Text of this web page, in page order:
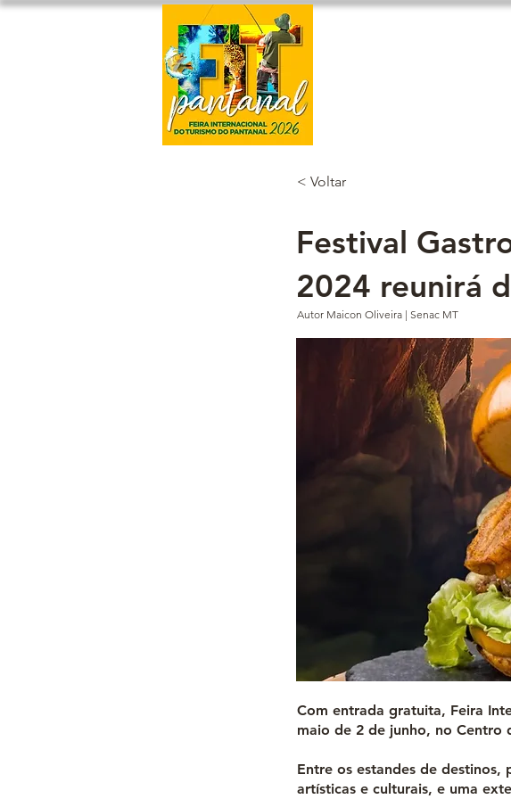
< Voltar
Festival
2024 reunirá
Autor Maicon Oliveira | Senac MT
Com entrada gratuita, Feira
maio de 2 de junho, no Centro
Entre os estandes de destinos,
artísticas e culturais, e uma